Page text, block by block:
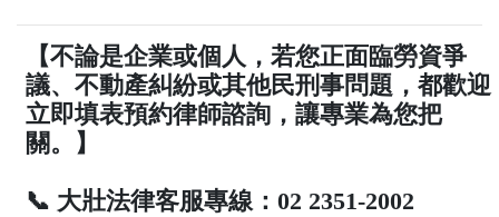
【不論是企業或個人，若您正面臨勞資爭
議、不動產糾紛或其他民刑事問題，都歡迎
立即填表預約律師諮詢，讓專業為您把
關。】
📞 大壯法律客服專線：02 2351-2002